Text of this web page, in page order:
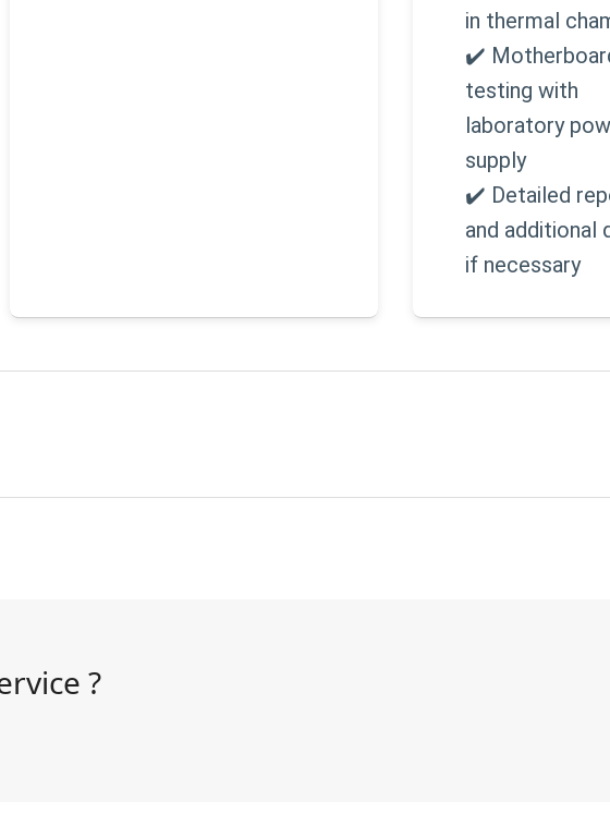
in thermal
✔️
testing with
laboratory
supply
✔️ Detailed
and additional
if necessary
?